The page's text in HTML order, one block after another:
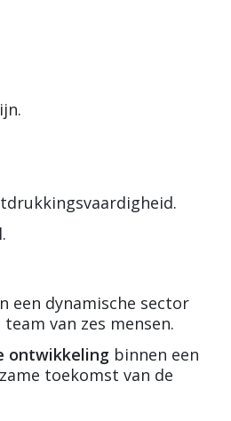
een dynamische sector
van zes mensen.
ontwikkeling binnen een
toekomst van de